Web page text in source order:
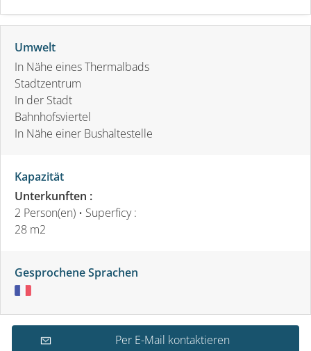
Umwelt
In Nähe eines Thermalbads
Stadtzentrum
In der Stadt
Bahnhofsviertel
In Nähe einer Bushaltestelle
Kapazität
Unterkunften :
2 Person(en) • Superficy :
28 m2
Gesprochene Sprachen
Per E-Mail kontaktieren